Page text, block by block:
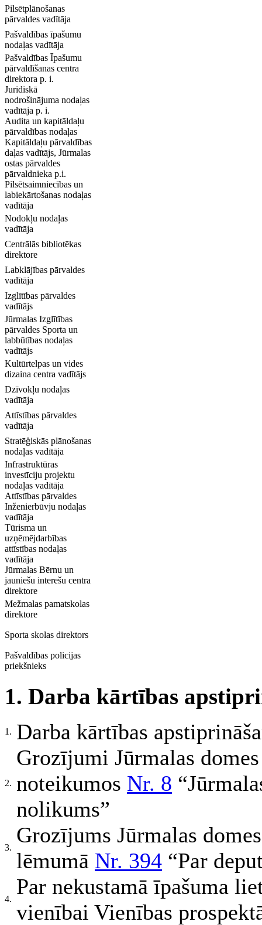
Pilsētplānošanas
pārvaldes vadītāja
Pašvaldības īpašumu
nodaļas vadītāja
Pašvaldības Īpašumu
pārvaldīšanas centra
direktora p. i.
Juridiskā
nodrošinājuma nodaļas
vadītāja p. i.
Audita un kapitāldaļu
pārvaldības nodaļas
Kapitāldaļu pārvaldības
daļas vadītājs, Jūrmalas
ostas pārvaldes
pārvaldnieka p.i.
Pilsētsaimniecības un
labiekārtošanas nodaļas
vadītāja
Nodokļu nodaļas
vadītāja
Centrālās bibliotēkas
direktore
Labklājības pārvaldes
vadītāja
Izglītības pārvaldes
vadītājs
Jūrmalas Izglītības
pārvaldes Sporta un
labbūtības nodaļas
vadītājs
Kultūrtelpas un vides
dizaina centra vadītājs
Dzīvokļu nodaļas
vadītāja
Attīstības pārvaldes
vadītāja
Stratēģiskās plānošanas
nodaļas vadītāja
Infrastruktūras
investīciju projektu
nodaļas vadītāja
Attīstības pārvaldes
Inženierbūvju nodaļas
vadītāja
Tūrisma un
uzņēmējdarbības
attīstības nodaļas
vadītāja
Jūrmalas Bērnu un
jauniešu interešu centra
direktore
Mežmalas pamatskolas
direktore
Sporta skolas direktors
Pašvaldības policijas
priekšnieks
1. Darba kārtības
1. Darba kārtības
2.
Grozījumi Jūrmalas
noteikumos Nr. 8
nolikums”
3.
Grozījums Jūrmalas
lēmumā Nr. 394 “Par
4.
Par nekustamā īpašuma
vienībai Vienības